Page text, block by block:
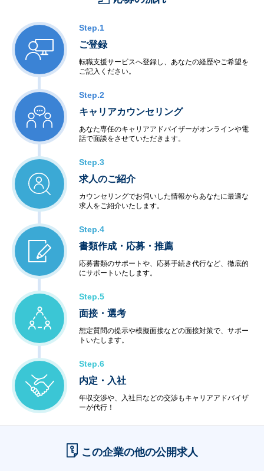
Step.1
ご登録
転職支援サービスへ登録し、あなたの経歴やご希望を
ご記入ください。
Step.2
キャリアカウンセリング
あなた専任のキャリアアドバイザーがオンラインや電
話で面談をさせていただきます。
Step.3
求人のご紹介
カウンセリングでお伺いした情報からあなたに最適な
求人をご紹介いたします。
Step.4
書類作成・応募・推薦
応募書類のサポートや、応募手続き代行など、徹底的
にサポートいたします。
Step.5
面接・選考
想定質問の提示や模擬面接などの面接対策で、サポー
トいたします。
Step.6
内定・入社
年収交渉や、入社日などの交渉もキャリアアドバイザ
ーが代行！
この企業の他の公開求人